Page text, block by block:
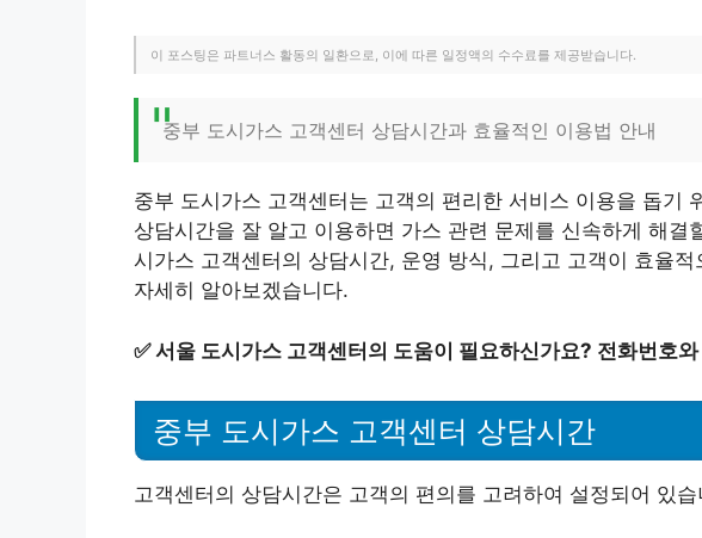
이 포스팅은 파트너스 활동의 일환으로, 이에 따른 일정액의 수수료를 제공받습니다.
중부 도시가스 고객센터 상담시간과 효율적인 이용법 안내
중부 도시가스 고객센터는 고객의 편리한 서비스 이용을 돕기
상담시간을 잘 알고 이용하면 가스 관련 문제를 신속하게 해결
시가스 고객센터의 상담시간, 운영 방식, 그리고 고객이 효율
자세히 알아보겠습니다.
✅서울 도시가스 고객센터의 도움이 필요하신가요? 전화번호
중부 도시가스 고객센터 상담시간
고객센터의 상담시간은 고객의 편의를 고려하여 설정되어 있습